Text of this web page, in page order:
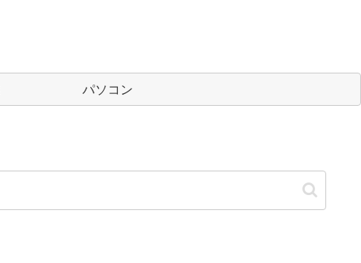
パソコン